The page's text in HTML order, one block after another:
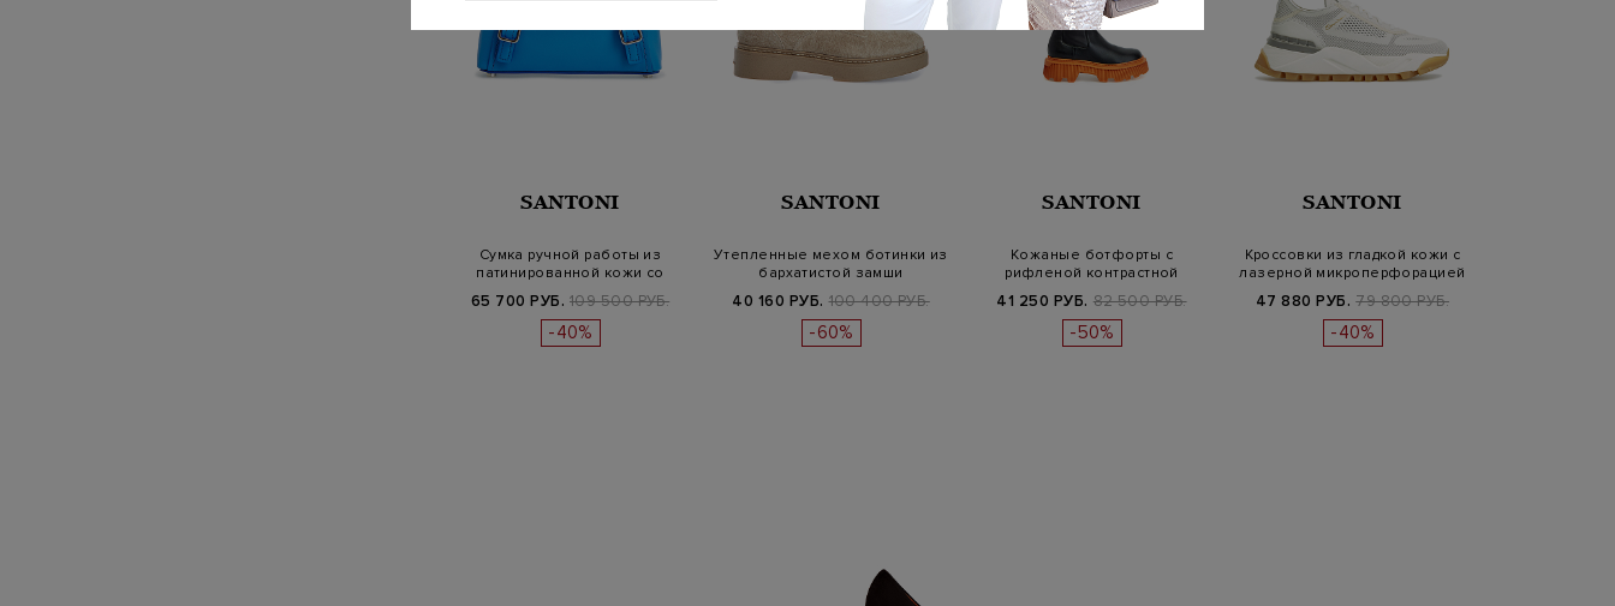
SANTONI
Сумка ручной работы из
патинированной кожи со
съемным…
65 700 РУБ. 109 500 РУБ.
-40%
SANTONI
Утепленные мехом ботинки из
бархатистой замши
40 160 РУБ. 100 400 РУБ.
-60%
SANTONI
Кожаные ботфорты с
рифленой контрастной
подошвой
41 250 РУБ. 82 500 РУБ.
-50%
SANTONI
Кроссовки из гладкой кожи с
лазерной микроперфорацией
47 880 РУБ. 79 800 РУБ.
-40%